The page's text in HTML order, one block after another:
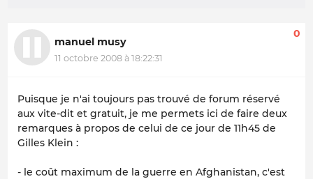
manuel musy
11 octobre 2008 à 18:22:31
0
Puisque je n'ai toujours pas trouvé de forum réservé
aux vite-dit et gratuit, je me permets ici de faire deux
remarques à propos de celui de ce jour de 11h45 de
Gilles Klein :
- le coût maximum de la guerre en Afghanistan, c'est